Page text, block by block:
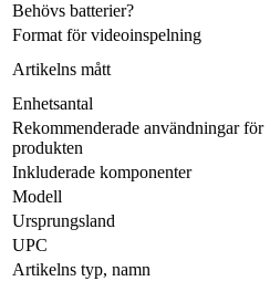
Behövs batterier?
Format för videoinspelning
Artikelns mått
Enhetsantal
Rekommenderade användningar för
produkten
Inkluderade komponenter
Modell
Ursprungsland
UPC
Artikelns typ, namn